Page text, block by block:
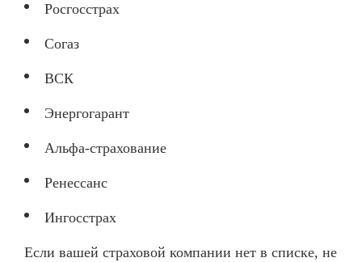
Росгосстрах
Согаз
ВСК
Энергогарант
Альфа-страхование
Ренессанс
Ингосстрах
Если вашей страховой компании нет в списке, не